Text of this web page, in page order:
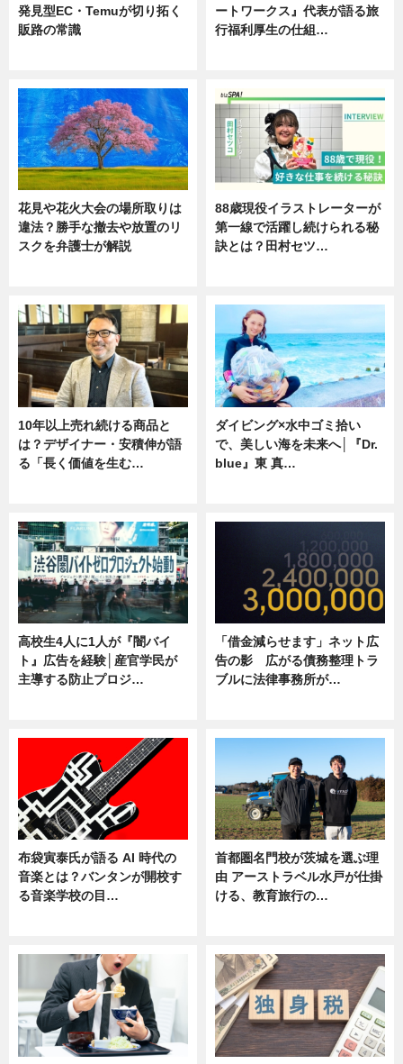
発見型EC・Temuが切り拓く
販路の常識
ートワークス』代表が語る旅
行福利厚生の仕組…
花見や花火大会の場所取りは
違法？勝手な撤去や放置のリ
スクを弁護士が解説
88歳現役イラストレーターが
第一線で活躍し続けられる秘
訣とは？田村セツ…
10年以上売れ続ける商品と
は？デザイナー・安積伸が語
る「長く価値を生む…
ダイビング×水中ゴミ拾い
で、美しい海を未来へ│『Dr.
blue』東 真…
高校生4人に1人が『闇バイ
ト』広告を経験│産官学民が
主導する防止プロジ…
「借金減らせます」ネット広
告の影 広がる債務整理トラ
ブルに法律事務所が…
布袋寅泰氏が語る AI 時代の
音楽とは？バンタンが開校す
る音楽学校の目…
首都圏名門校が茨城を選ぶ理
由 アーストラベル水戸が仕掛
ける、教育旅行の…